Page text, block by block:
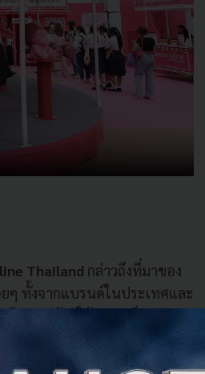
Thailand กล่าวถึงที่มาของ
ๆ ทั้งจากแบรนด์ในประเทศและ
ยว แต่ต้องให้ความเป็น
งไม่ละทิ้งตัวตนของแบรนด์